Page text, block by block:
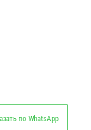
по WhatsApp